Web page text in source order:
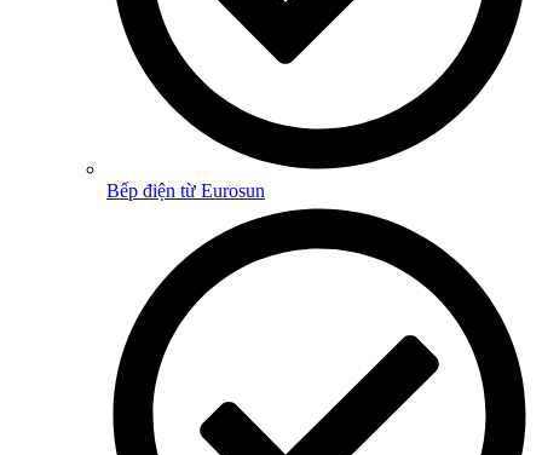
Bếp điện từ Eurosun